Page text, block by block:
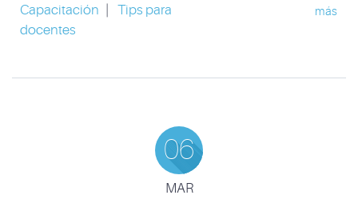
Capacitación
Tips para
docentes
más
06
MAR